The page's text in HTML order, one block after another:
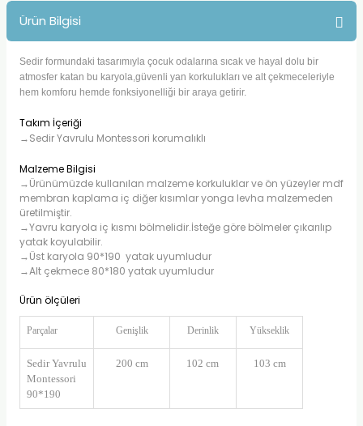
Ürün Bilgisi
Sedir formundaki tasarımıyla çocuk odalarına sıcak ve hayal dolu bir
atmosfer katan bu karyola,güvenli yan korkulukları ve alt çekmeceleriyle
hem komforu hemde fonksiyonelliği bir araya getirir.
Takım İçeriği
→Sedir Yavrulu Montessori korumalıklı
Malzeme Bilgisi
→Ürünümüzde kullanılan malzeme korkuluklar ve ön yüzeyler mdf
membran kaplama iç diğer kısımlar yonga levha malzemeden
üretilmiştir.
→Yavru karyola iç kısmı bölmelidir.İsteğe göre bölmeler çıkarılıp
yatak koyulabilir.
→Üst karyola 90*190 yatak uyumludur
→Alt çekmece 80*180 yatak uyumludur
Ürün ölçüleri
Parçalar Genişlik Derinlik Yükseklik
Sedir Yavrulu
Montessori
90*190
200 cm 102 cm 103 cm